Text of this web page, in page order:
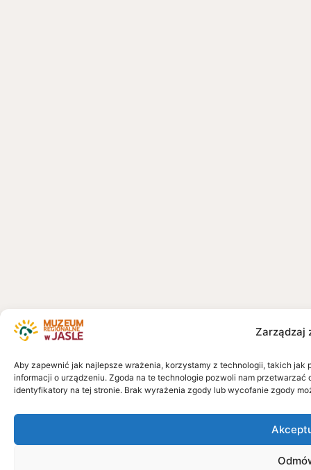
Zarządzaj
Aby zapewnić jak najlepsze wrażenia, korzystamy z technologii, takich
informacji o urządzeniu. Zgoda na te technologie pozwoli nam
identyfikatory na tej stronie. Brak wyrażenia zgody lub wycofanie zgody